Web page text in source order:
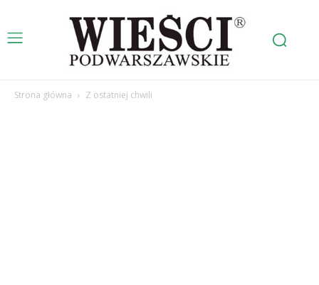
Strona główna Z ostatniej chwili